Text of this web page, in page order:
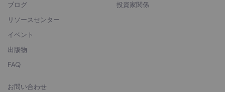
ブログ
リソースセンター
イベント
出版物
FAQ
投資家関係
お問い合わせ